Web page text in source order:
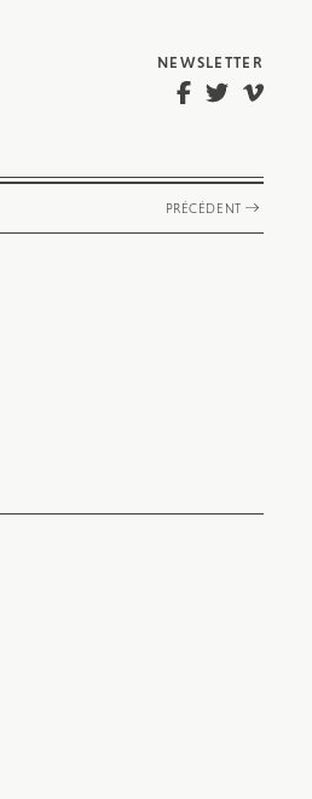
NEWSLETTER
PRÉCÉDENT